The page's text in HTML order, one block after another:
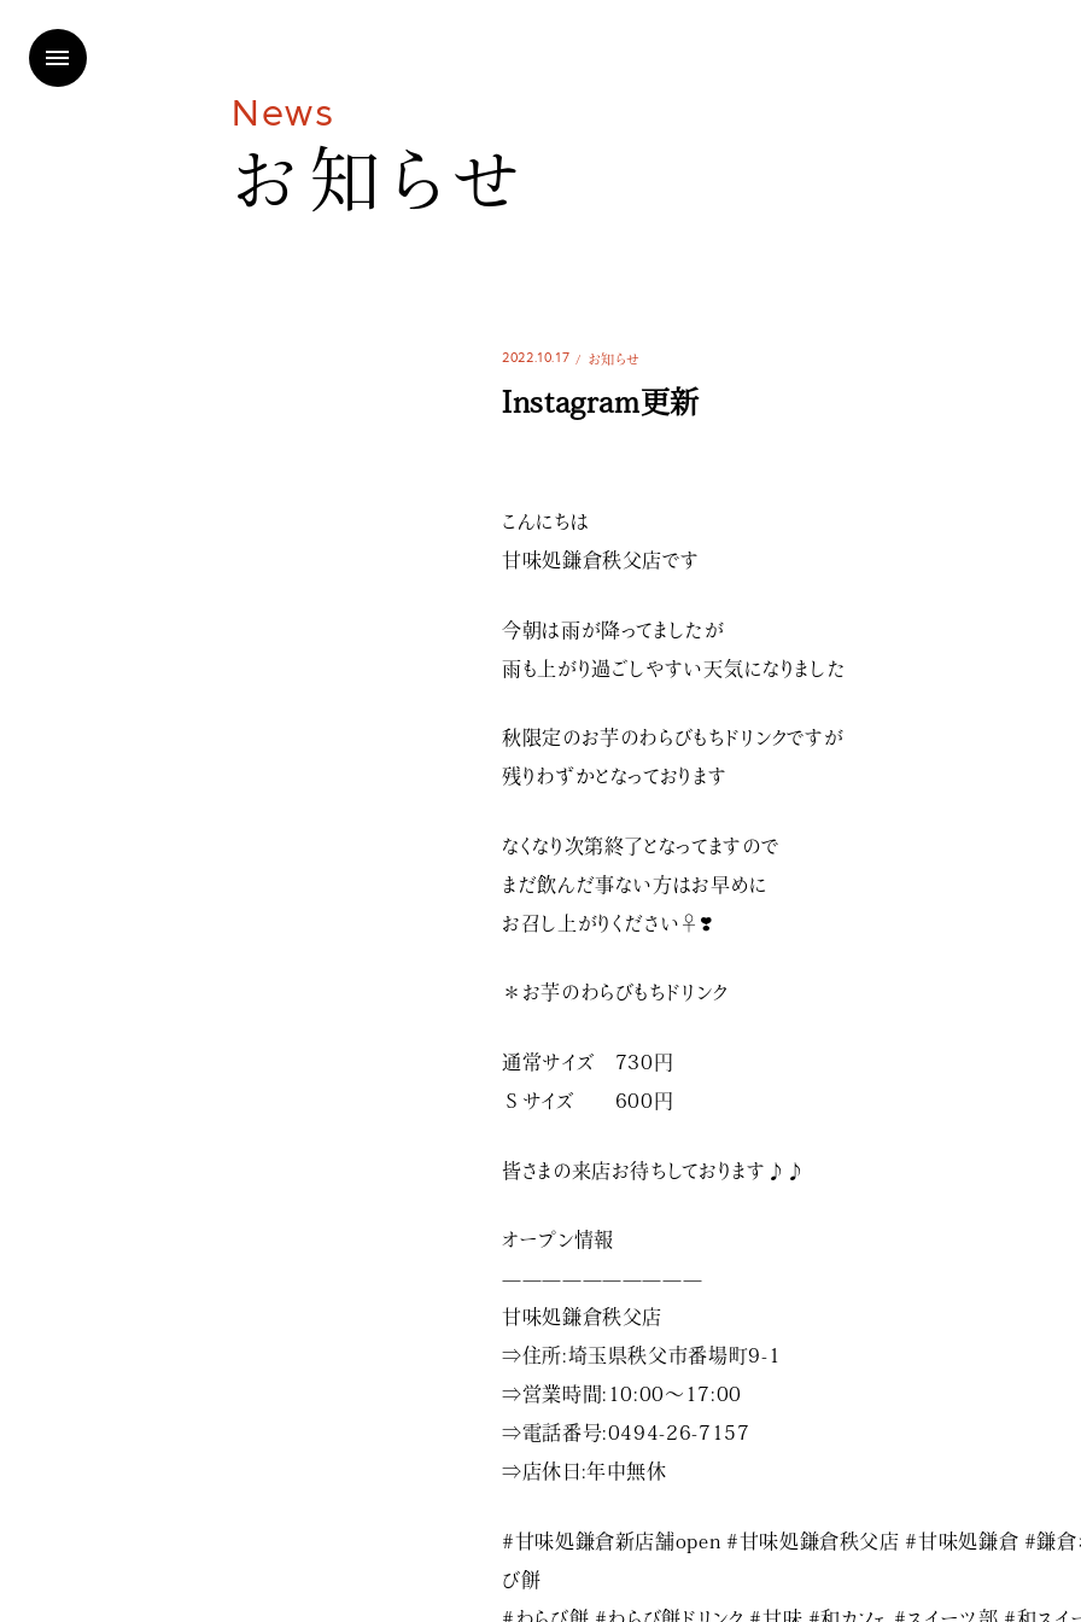
News
お 知 ら せ
2022.10.17 お知らせ
Instagram更新
こんにちは️
甘味処鎌倉秩父店です
今朝は雨が降ってましたが
雨も上がり過ごしやすい天気になりました
秋限定のお芋のわらびもちドリンクですが
残りわずかとなっております
なくなり次第終了となってますので
まだ飲んだ事ない方はお早めに
お召し上がりください‍♀️❣️
＊お芋のわらびもちドリンク
通常サイズ 730円
Ｓサイズ 600円
皆さまの来店お待ちしております♪♪
オープン情報
——————————
甘味処鎌倉秩父店
⇒住所:埼玉県秩父市番場町9-1
⇒営業時間:10:00～17:00
⇒電話番号:0494-26-7157
⇒店休日:年中無休
#甘味処鎌倉新店舗open #甘味処鎌倉秩父店 #甘味処鎌倉 #鎌倉
び餅
#わらび餅 #わらび餅ドリンク #甘味 #和カフェ #スイーツ部 #和スイ